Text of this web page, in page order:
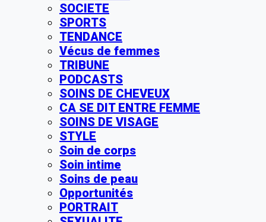
SOCIETE
SPORTS
TENDANCE
Vécus de femmes
TRIBUNE
PODCASTS
SOINS DE CHEVEUX
CA SE DIT ENTRE FEMME
SOINS DE VISAGE
STYLE
Soin de corps
Soin intime
Soins de peau
Opportunités
PORTRAIT